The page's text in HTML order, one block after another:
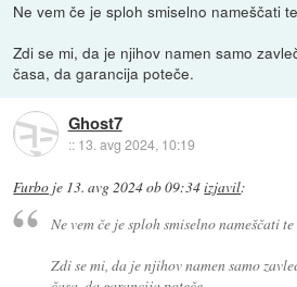
Ne vem če je sploh smiselno nameščati
Zdi se mi, da je njihov namen samo
časa, da garancija poteče.
Ghost7
:: 13. avg 2024, 10:19
Furbo je 13. avg 2024 ob 09:34izjavil:
Ne vem če je sploh smiselno nameščati
Zdi se mi, da je njihov namen samo